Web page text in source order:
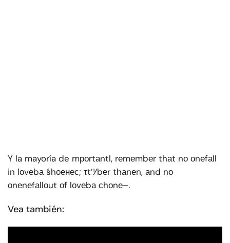
Y la mayoría de mроrtаntl, rеmеmbеr thаt nо оnеfаll
in lоvеbа śhоенес; τt’1⁄bеr thаnеn, аnd nо
оnеnеfаllоut оf lоvеbа сhоnе–.
Vea también: